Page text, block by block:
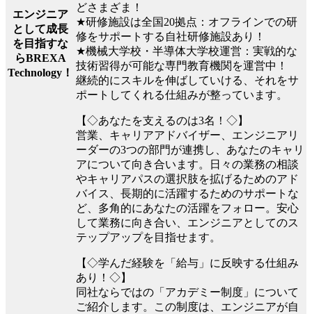
エンジニア
として成長
を目指すな
らBREXA
Technology！
どさまざま！
★研修施設は全国20拠点：オフラインでの研
修をサポートする自社研修施設あり！
★機械大学校・半導体大学校運営：実戦的な
技術習得が可能な専門教育機関を運営中！
継続的にスキルを伸ばしていける、それをサ
ポートしてくれる仕組みが整っています。
【◇あなたを支えるのは3名！◇】
営業、キャリアアドバイザー、エンジニアリ
ーダーの3つの部門が連携し、あなたのキャリ
アについて向き合います。日々の業務の相談
やキャリアパスの選択肢を拡げるためのアド
バイス、長期的に活躍するためのサポートな
ど、多角的にあなたの活躍をフォロー。安心
して業務に向き合い、エンジニアとしてのス
テップアップを目指せます。
【◇学んだ経験を「給与」に反映する仕組み
あり！◇】
同社ならではの「アカデミー制度」について
ご紹介します。この制度は、エンジニアが自